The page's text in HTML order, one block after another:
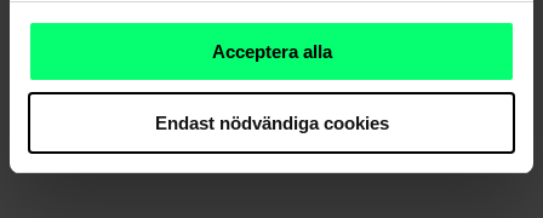
Acceptera alla
Endast nödvändiga cookies